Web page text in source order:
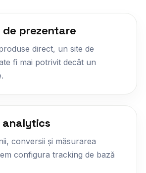
de prezentare
direct, un site de
fi mai potrivit decât un
analytics
conversii și măsurarea
configura tracking de bază